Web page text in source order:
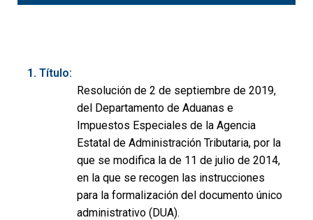
Título:
Resolución de 2 de septiembre de 2019,
del Departamento de Aduanas e
Impuestos Especiales de la Agencia
Estatal de Administración Tributaria, por la
que se modifica la de 11 de julio de 2014,
en la que se recogen las instrucciones
para la formalización del documento único
administrativo (DUA).